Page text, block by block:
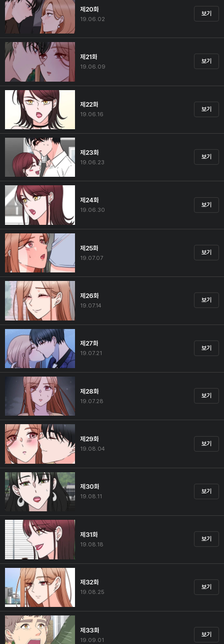
제20화
19.06.02
보기
제21화
19.06.09
보기
제22화
19.06.16
보기
제23화
19.06.23
보기
제24화
19.06.30
보기
제25화
19.07.07
보기
제26화
19.07.14
보기
제27화
19.07.21
보기
제28화
19.07.28
보기
제29화
19.08.04
보기
제30화
19.08.11
보기
제31화
19.08.18
보기
제32화
19.08.25
보기
제33화
19.09.01
보기